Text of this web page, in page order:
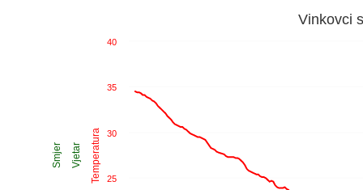
Temperatura
Vjetar
Smjer
Vinkovci
25
30
35
40